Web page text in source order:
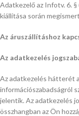
Adatkezelő az Infotv. 6. §
kiállítása során
Az áruszállításhoz
Az adatkezelés
Az adatkezelés hátterét
információszabadságról
jelentik. Az adatkezelés
összhangban az Ön